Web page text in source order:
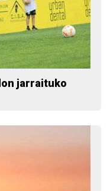
jarraituko